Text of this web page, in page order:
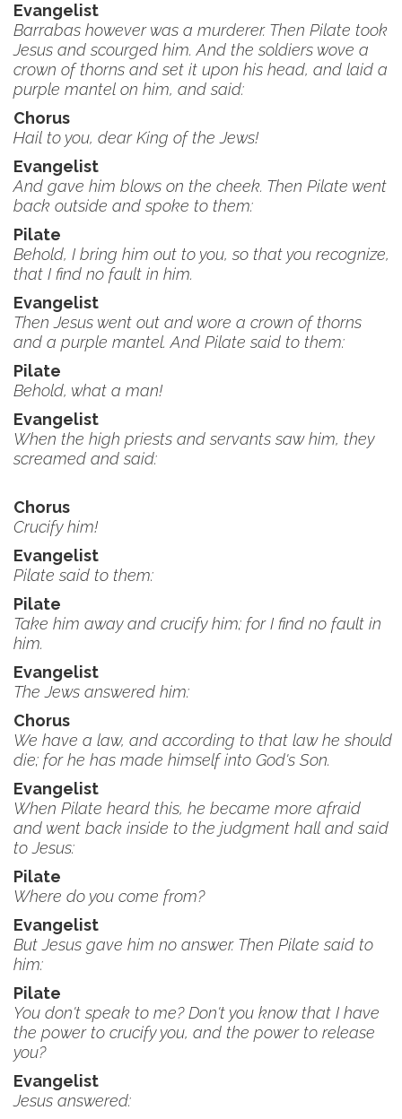
Evangelist
Barrabas however was a murderer. Then Pilate took
Jesus and scourged him. And the soldiers wove a
crown of thorns and set it upon his head, and laid a
purple mantel on him, and said:
Chorus
Hail to you, dear King of the Jews!
Evangelist
And gave him blows on the cheek. Then Pilate went
back outside and spoke to them:
Pilate
Behold, I bring him out to you, so that you recognize,
that I find no fault in him.
Evangelist
Then Jesus went out and wore a crown of thorns
and a purple mantel. And Pilate said to them:
Pilate
Behold, what a man!
Evangelist
When the high priests and servants saw him, they
screamed and said:
Chorus
Crucify him!
Evangelist
Pilate said to them:
Pilate
Take him away and crucify him; for I find no fault in
him.
Evangelist
The Jews answered him:
Chorus
We have a law, and according to that law he should
die; for he has made himself into God's Son.
Evangelist
When Pilate heard this, he became more afraid
and went back inside to the judgment hall and said
to Jesus:
Pilate
Where do you come from?
Evangelist
But Jesus gave him no answer. Then Pilate said to
him:
Pilate
You don't speak to me? Don't you know that I have
the power to crucify you, and the power to release
you?
Evangelist
Jesus answered: